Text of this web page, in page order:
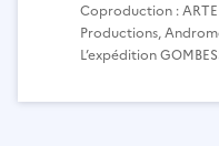
Coproduction : ARTE
Productions,
L’expédition